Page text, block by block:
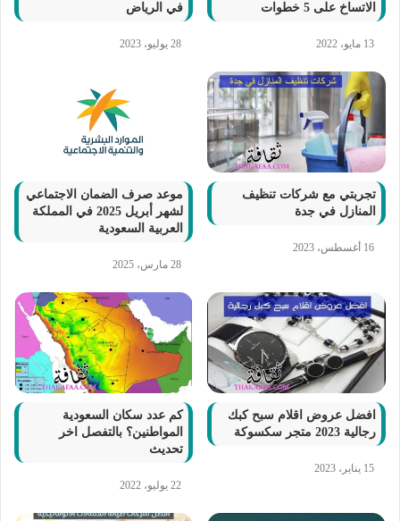
الاتساخ على 5 خطوات
13 مايو، 2022
في الرياض
28 يوليو، 2023
تجربتي مع شركات تنظيف
المنازل في جدة
16 أغسطس، 2023
موعد صرف الضمان الاجتماعي
لشهر أبريل 2025 في المملكة
العربية السعودية
28 مارس، 2025
افضل عروض اقلام سبح كبك
رجالية 2023 متجر سكسوكة
15 يناير، 2023
كم عدد سكان السعودية
المواطنين؟ بالتفصل اخر
تحديث
22 يوليو، 2022